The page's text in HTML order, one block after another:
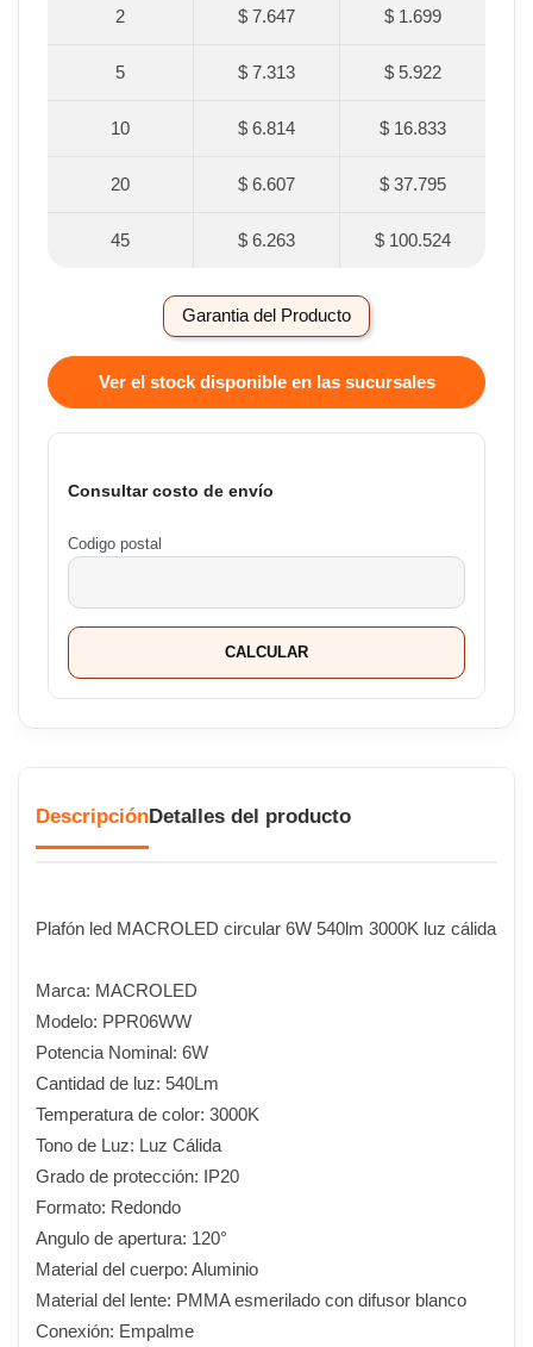
2 $ 7.647 $ 1.699
5 $ 7.313 $ 5.922
10 $ 6.814 $ 16.833
20 $ 6.607 $ 37.795
45 $ 6.263 $ 100.524
Garantia del Producto
Ver el stock disponible en las sucursales
Consultar costo de envío
Codigo postal
CALCULAR
DescripciónDetalles del producto
Plafón led MACROLED circular 6W 540lm 3000K luz cálida
Marca: MACROLED
Modelo: PPR06WW
Potencia Nominal: 6W
Cantidad de luz: 540Lm
Temperatura de color: 3000K
Tono de Luz: Luz Cálida
Grado de protección: IP20
Formato: Redondo
Angulo de apertura: 120°
Material del cuerpo: Aluminio
Material del lente: PMMA esmerilado con difusor blanco
Conexión: Empalme